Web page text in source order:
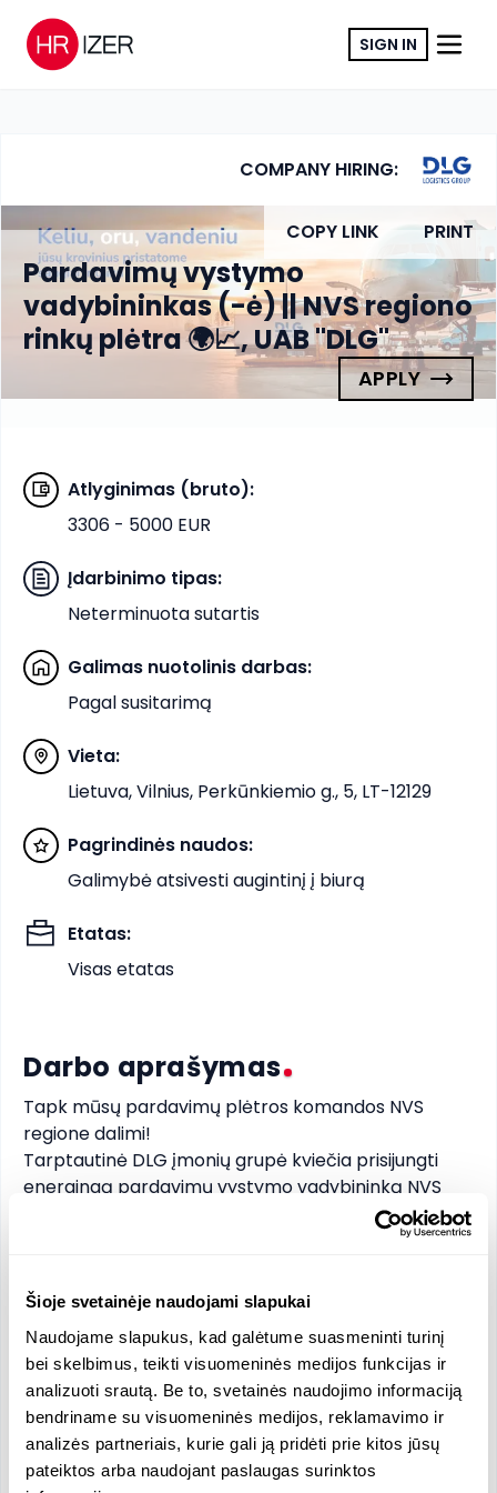
Šioje svetainėje naudojami slapukai
Naudojame slapukus, kad galėtume suasmeninti turinį
bei skelbimus, teikti visuomeninės medijos funkcijas ir
analizuoti srautą. Be to, svetainės naudojimo informaciją
bendriname su visuomeninės medijos, reklamavimo ir
analizės partneriais, kurie gali ją pridėti prie kitos jūsų
pateiktos arba naudojant paslaugas surinktos
SIGN IN
COMPANY HIRING:
COPY LINK PRINT
Pardavimų vystymo
vadybininkas (-ė) || NVS regiono
rinkų plėtra 🌍📈, UAB "DLG"
APPLY
Atlyginimas (bruto):
3306 - 5000 EUR
Įdarbinimo tipas:
Neterminuota sutartis
Galimas nuotolinis darbas:
Pagal susitarimą
Vieta:
Lietuva, Vilnius, Perkūnkiemio g., 5, LT-12129
Pagrindinės naudos:
Galimybė atsivesti augintinį į biurą
Etatas:
Visas etatas
Darbo aprašymas
Tapk mūsų pardavimų plėtros komandos NVS
regione dalimi!
Tarptautinė DLG įmonių grupė kviečia prisijungti
energingą pardavimų vystymo vadybininką NVS
rinkai. Tu būsi atsakingas už naujų klientų paiešką,
pokyčius, klientų poreikius ir teiksite įžvalgas
iniciatyvia komanda – laukiame tavęs!
Funkcijos ir atsakomybės
Ryšių vystymas su naujais klientais ir B2B